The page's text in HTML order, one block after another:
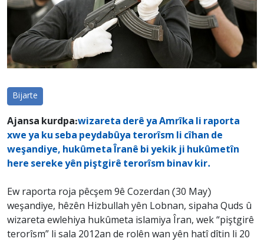
Bijarte
Ajansa kurdpa:wizareta derê ya Amrîka li raporta
xwe ya ku seba peydabûya terorîsm li cîhan de
weşandiye, hukûmeta Îranê bi yekik ji hukûmetîn
here sereke yên piştgirê terorîsm binav kir.
Ew raporta roja pêcşem 9ê Cozerdan (30 May)
weşandiye, hêzên Hizbullah yên Lobnan, sipaha Quds û
wizareta ewlehiya hukûmeta islamiya Îran, wek “piştgirê
terorîsm” li sala 2012an de rolên wan yên hatî dîtin li 20